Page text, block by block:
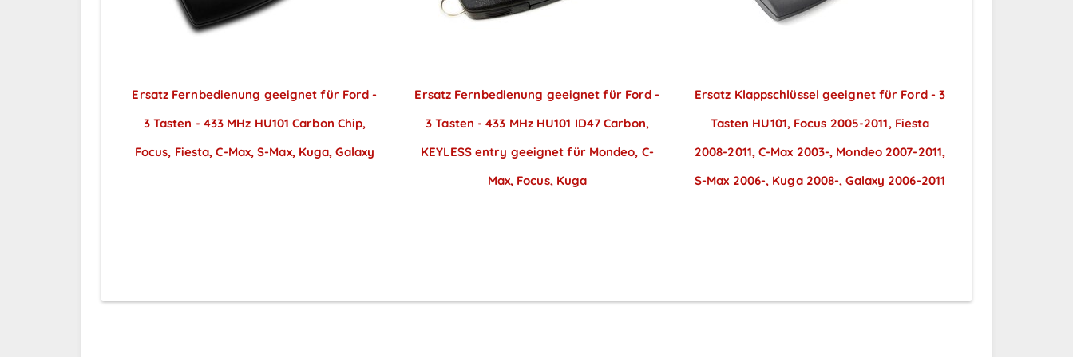
Ersatz Fernbedienung geeignet für Ford -
3 Tasten - 433 MHz HU101 Carbon Chip,
Focus, Fiesta, C-Max, S-Max, Kuga, Galaxy
Ersatz Fernbedienung geeignet für Ford -
3 Tasten - 433 MHz HU101 ID47 Carbon,
KEYLESS entry geeignet für Mondeo, C-
Max, Focus, Kuga
Ersatz Klappschlüssel geeignet für Ford - 3
Tasten HU101, Focus 2005-2011, Fiesta
2008-2011, C-Max 2003-, Mondeo 2007-2011,
S-Max 2006-, Kuga 2008-, Galaxy 2006-2011